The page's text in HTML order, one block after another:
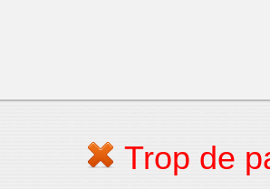
Trop de